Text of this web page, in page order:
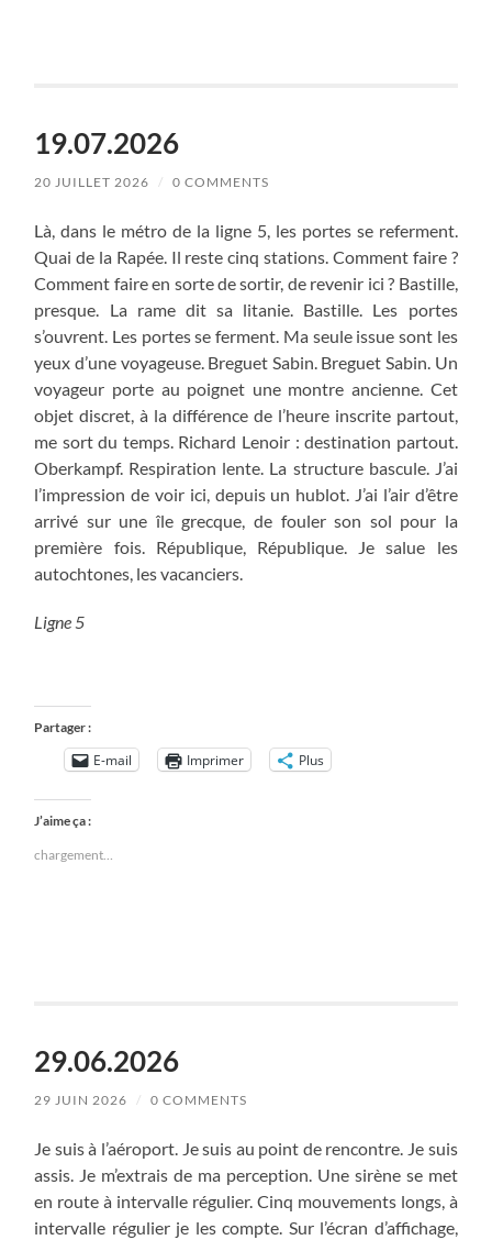
19.07.2026
20 JUILLET 2026 / 0 COMMENTS
Là, dans le métro de la ligne 5, les portes se referment.
Quai de la Rapée. Il reste cinq stations. Comment faire ?
Comment faire en sorte de sortir, de revenir ici ? Bastille,
presque. La rame dit sa litanie. Bastille. Les portes
s’ouvrent. Les portes se ferment. Ma seule issue sont les
yeux d’une voyageuse. Breguet Sabin. Breguet Sabin. Un
voyageur porte au poignet une montre ancienne. Cet
objet discret, à la différence de l’heure inscrite partout,
me sort du temps. Richard Lenoir : destination partout.
Oberkampf. Respiration lente. La structure bascule. J’ai
l’impression de voir ici, depuis un hublot. J’ai l’air d’être
arrivé sur une île grecque, de fouler son sol pour la
première fois. République, République. Je salue les
autochtones, les vacanciers.
Ligne 5
Partager :
E-mail Imprimer Plus
J’aime ça :
chargement…
29.06.2026
29 JUIN 2026 / 0 COMMENTS
Je suis à l’aéroport. Je suis au point de rencontre. Je suis
assis. Je m’extrais de ma perception. Une sirène se met
en route à intervalle régulier. Cinq mouvements longs, à
intervalle régulier je les compte. Sur l’écran d’affichage,